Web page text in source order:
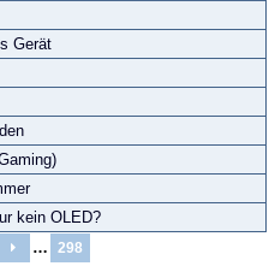
Gerät
kein OLED?
… 298